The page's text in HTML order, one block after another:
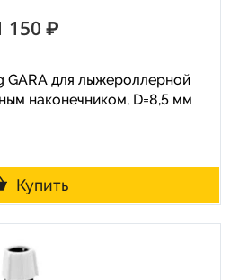
150 ₽
GARA для лыжероллерной
наконечником, D=8,5 мм
Купить